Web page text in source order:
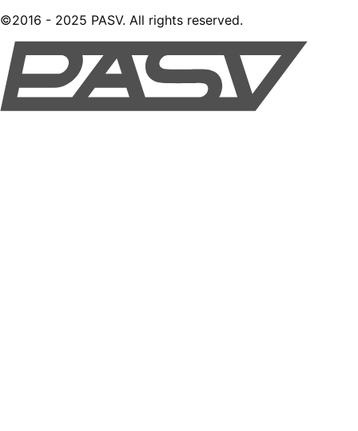
©2016 - 2025 PASV. All rights reserved.